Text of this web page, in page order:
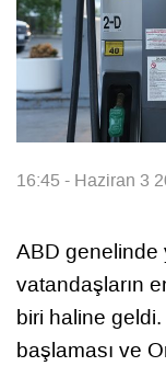
16:45 - Haziran 3
ABD genelinde
vatandaşların
biri haline
başlaması ve